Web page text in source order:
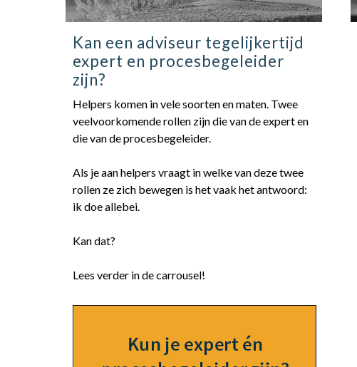
Kan een adviseur tegelijkertijd
expert en procesbegeleider
zijn?
Helpers komen in vele soorten en maten. Twee
veelvoorkomende rollen zijn die van de expert en
die van de procesbegeleider.
Als je aan helpers vraagt in welke van deze twee
rollen ze zich bewegen is het vaak het antwoord:
ik doe allebei.
Kan dat?
Lees verder in de carrousel!